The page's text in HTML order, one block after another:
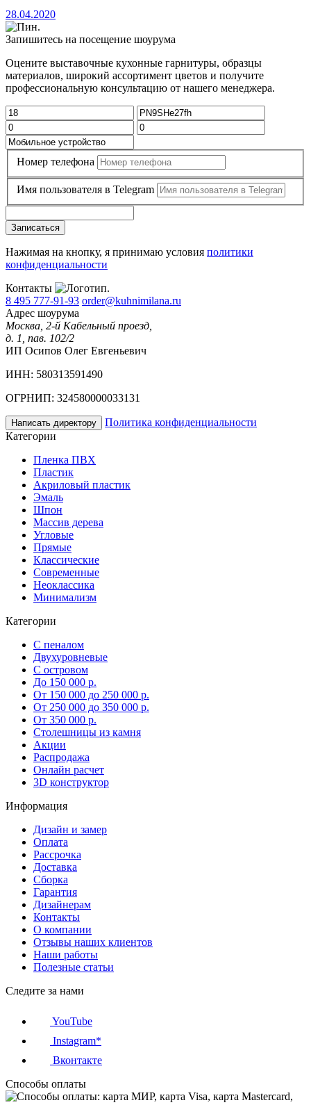
28.04.2020
Запишитесь на посещение шоурума
Оцените выставочные кухонные гарнитуры, образцы
материалов, широкий ассортимент цветов и получите
профессиональную консультацию от нашего менеджера.
Номер телефона
Имя пользователя в Telegram
Записаться
Нажимая на кнопку, я принимаю условия политики
конфиденциальности
Контакты
8 495 777-91-93 order@kuhnimilana.ru
Адрес шоурума
Москва, 2-й Кабельный проезд,
д. 1, пав. 102/2
ИП Осипов Олег Евгеньевич
ИНН: 580313591490
ОГРНИП: 324580000033131
Написать директору
Политика конфиденциальности
Категории
Пленка ПВХ
Пластик
Акриловый пластик
Эмаль
Шпон
Массив дерева
Угловые
Прямые
Классические
Современные
Неоклассика
Минимализм
Категории
С пеналом
Двухуровневые
С островом
До 150 000 р.
От 150 000 до 250 000 р.
От 250 000 до 350 000 р.
От 350 000 р.
Столешницы из камня
Акции
Распродажа
Онлайн расчет
3D конструктор
Информация
Дизайн и замер
Оплата
Рассрочка
Доставка
Сборка
Гарантия
Дизайнерам
Контакты
О компании
Отзывы наших клиентов
Наши работы
Полезные статьи
Следите за нами
YouTube
Instagram*
Вконтакте
Способы оплаты